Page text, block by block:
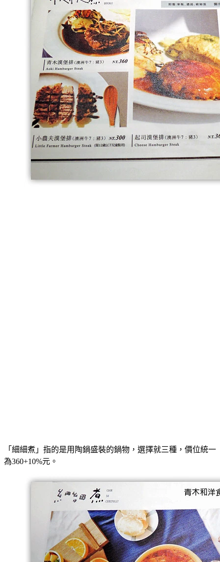
「細細煮」指的是用陶鍋盛裝的鍋物，選擇就三種，價位統一
為360+10%元。